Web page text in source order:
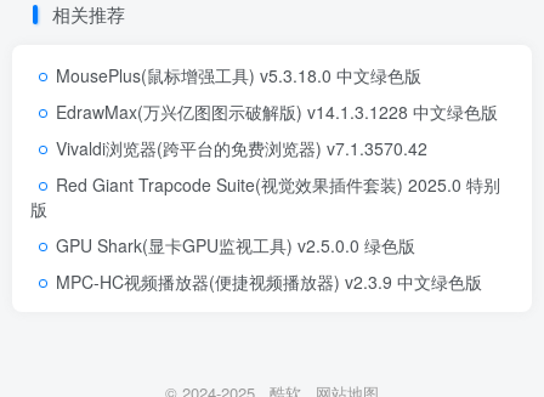
相关推荐
MousePlus(鼠标增强工具) v5.3.18.0 中文绿色版
EdrawMax(万兴亿图图示破解版) v14.1.3.1228 中文绿色版
Vivaldi浏览器(跨平台的免费浏览器) v7.1.3570.42
Red Giant Trapcode Suite(视觉效果插件套装) 2025.0 特别
版
GPU Shark(显卡GPU监视工具) v2.5.0.0 绿色版
MPC-HC视频播放器(便捷视频播放器) v2.3.9 中文绿色版